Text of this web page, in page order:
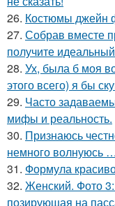
26. Костюмы джейн
27. Собрав вместе
получите
28. Ух, была б моя
этого всего) я бы
29. Часто
мифы и реальность.
30. Признаюсь
немного волнуюсь
31. Формула
32. Женский. Фото
позирующая на